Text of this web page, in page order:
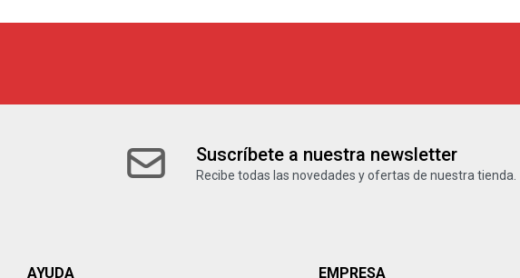
Suscríbete a nuestra newsletter
Recibe todas las novedades y ofertas de nuestra tienda.
AYUDA EMPRESA